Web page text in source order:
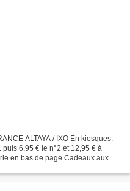
ALTAYA / IXO En kiosques.
6,95 € le n°2 et 12,95 € à
en bas de page Cadeaux aux